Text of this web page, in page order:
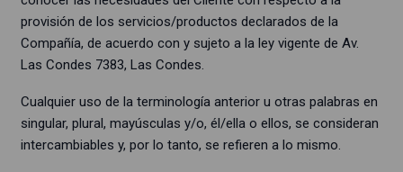
provisión de los servicios/productos declarados de la
Compañía, de acuerdo con y sujeto a la ley vigente de Av.
Las Condes 7383, Las Condes.
Cualquier uso de la terminología anterior u otras palabras en
singular, plural, mayúsculas y/o, él/ella o ellos, se consideran
intercambiables y, por lo tanto, se refieren a lo mismo.